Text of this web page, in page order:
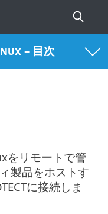
– 目次
をリモートで管
製品をホストす
に接続しま